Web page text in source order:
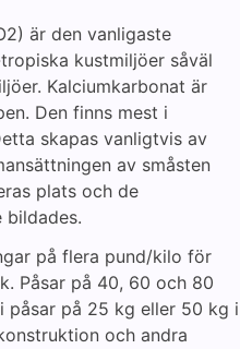
är den vanligaste
kustmiljöer såväl
Kalciumkarbonat är
Den finns mest i
skapas vanligtvis av
av småsten
plats och de
bildades.
på flera pund/kilo för
Påsar på 40, 60 och 80
på 25 kg eller 50 kg i
och andra